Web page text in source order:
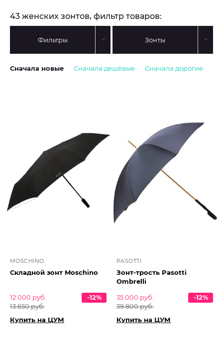
43 женских зонтов, фильтр товаров:
Фильтры Зонты
Сначала новые Сначала дешёвые Сначала дорогие
MOSCHINO
Складной зонт Moschino
12 000 руб.
13 650 руб.
-12%
Купить на ЦУМ
PASOTTI
Зонт-трость Pasotti
Ombrelli
35 000 руб.
39 800 руб.
-12%
Купить на ЦУМ